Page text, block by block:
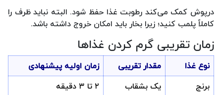
درپوش کمک می‌کند رطوبت غذا حفظ شود. البته نباید ظرف را
کاملاً پلمب کنید؛ زیرا بخار باید امکان خروج داشته باشد.
زمان تقریبی گرم کردن غذاها
نوع غذا مقدار تقریبی
زمان اولیه پیشنهادی
برنج
یک بشقاب
۲ تا ۳ دقیقه